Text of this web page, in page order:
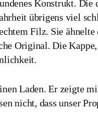
Konstrukt.
übrigens viel
Filz. Sie
Original. Die
Laden. Er zeigte
nicht, dass unser